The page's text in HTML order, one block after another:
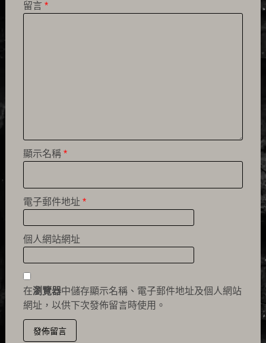
留言 *
顯示名稱 *
電子郵件地址 *
個人網站網址
在瀏覽器中儲存顯示名稱、電子郵件地址及個人網站
網址，以供下次發佈留言時使用。